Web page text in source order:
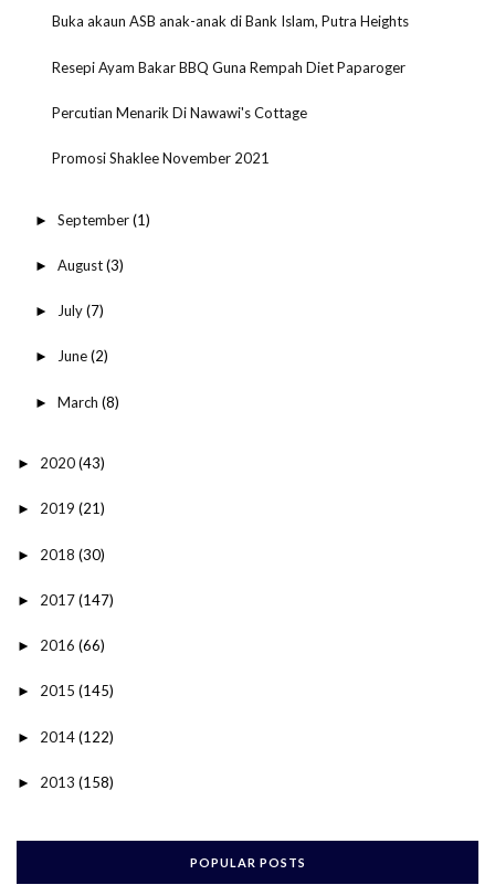
Buka akaun ASB anak-anak di Bank Islam, Putra Heights
Resepi Ayam Bakar BBQ Guna Rempah Diet Paparoger
Percutian Menarik Di Nawawi's Cottage
Promosi Shaklee November 2021
► September(1)
► August(3)
► July(7)
► June(2)
► March (8)
► 2020(43)
► 2019 (21)
► 2018 (30)
► 2017(147)
► 2016 (66)
► 2015 (145)
► 2014(122)
► 2013 (158)
POPULAR POSTS